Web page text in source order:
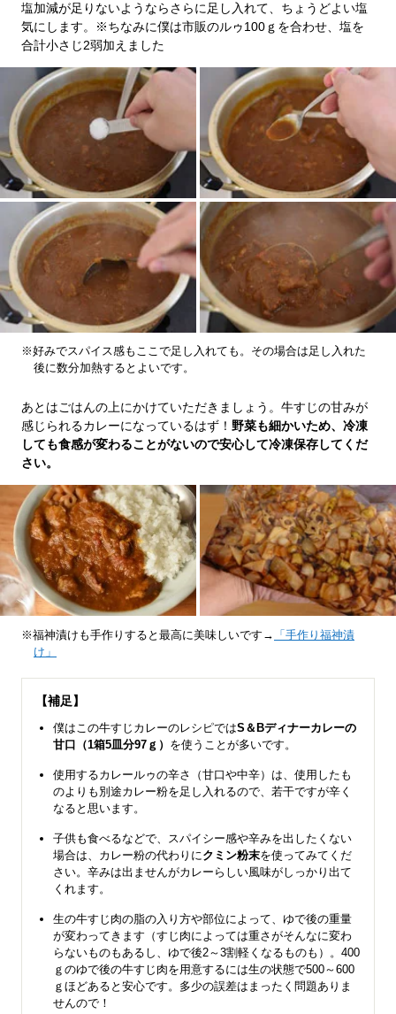
塩加減が足りないようならさらに足し入れて、ちょうどよい塩
気にします。※ちなみに僕は市販のルゥ100ｇを合わせ、塩を
合計小さじ2弱加えました
※好みでスパイス感もここで足し入れても。その場合は足し入れた
後に数分加熱するとよいです。
あとはごはんの上にかけていただきましょう。牛すじの甘みが
感じられるカレーになっているはず！ 野菜も細かいため、冷凍
しても食感が変わることがないので安心して冷凍保存してくだ
さい。
※福神漬けも手作りすると最高に美味しいです→ 「手作り福神漬
け」
【補足】
僕はこの牛すじカレーのレシピではS＆Bディナーカレーの
甘口（1箱5皿分97ｇ） を使うことが多いです。
使用するカレールゥの辛さ（甘口や中辛）は、使用したも
のよりも別途カレー粉を足し入れるので、若干ですが辛く
なると思います。
子供も食べるなどで、スパイシー感や辛みを出したくない
場合は、カレー粉の代わりにクミン粉末を使ってみてくだ
さい。辛みは出ませんがカレーらしい風味がしっかり出て
くれます。
生の牛すじ肉の脂の入り方や部位によって、ゆで後の重量
が変わってきます（すじ肉によっては重さがそんなに変わ
らないものもあるし、ゆで後2～3割軽くなるものも）。400
ｇのゆで後の牛すじ肉を用意するには生の状態で500～600
ｇほどあると安心です。多少の誤差はまったく問題ありま
せんので！